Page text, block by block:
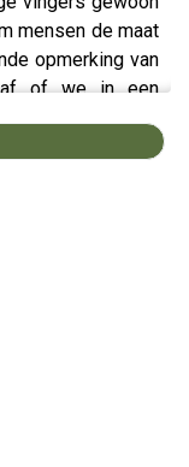
mensen de maat
opmerking van
af of we in een
Hanneke is het
We sluiten af